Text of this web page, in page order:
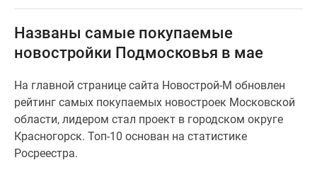
Готовые
новостройки
Новостройки
Специальные
предложения
Коммерческие
помещения
Продавцы
Названы самые покупаемые
новостройки Подмосковья в мае
На главной странице сайта Новострой-М обновлен
рейтинг самых покупаемых новостроек Московской
области, лидером стал проект в городском округе
Красногорск. Топ-10 основан на статистике
Росреестра.